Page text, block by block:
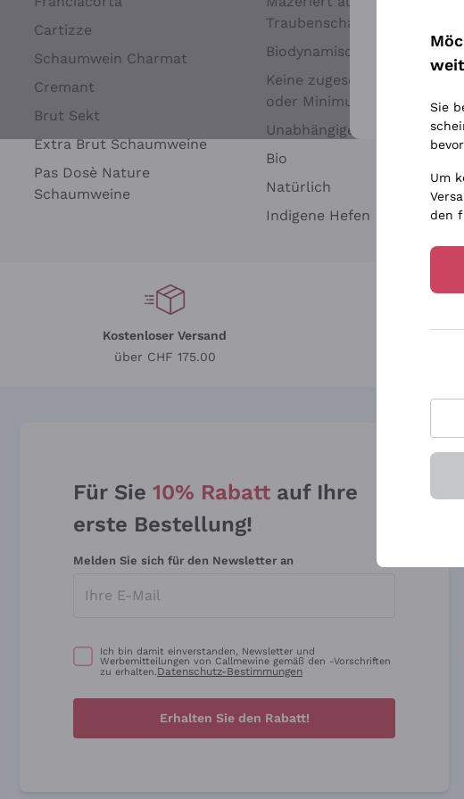
Cartizze
Schaumwein Charmat
Cremant
Brut Sekt
Extra Brut Schaumweine
Pas Dosè Nature
Schaumweine
Traubenschalen
Biodynamisch
Keine zugesetzten Sulfite
oder Minimum
Unabhängige Weinbauern
Bio
Natürlich
Indigene Hefen
Kostenloser Versand
über CHF 175.00
Für Sie 10% Rabatt auf Ihre
erste Bestellung!
Melden Sie sich für den Newsletter an
Ich bin damit einverstanden, Newsletter und
Werbemitteilungen von Callmewine gemäß den -Vorschriften
zu erhalten.Datenschutz-Bestimmungen
Erhalten Sie den Rabatt!
Weitere
Sie
Um
den